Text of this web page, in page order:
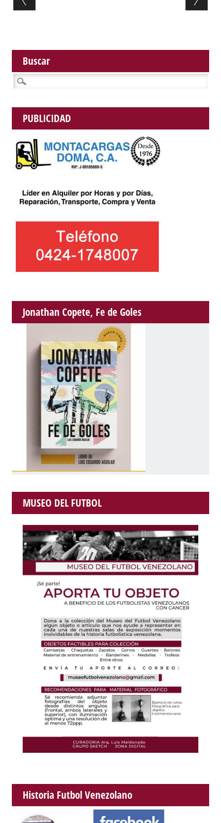
Buscar
Buscar:
PUBLICIDAD
Jonathan Copete, Fe de Goles
MUSEO DEL FUTBOL
Historia Futbol Venezolano